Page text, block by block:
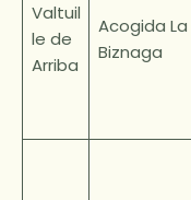
Valtuil
le de
Arriba
Acogida La
Biznaga